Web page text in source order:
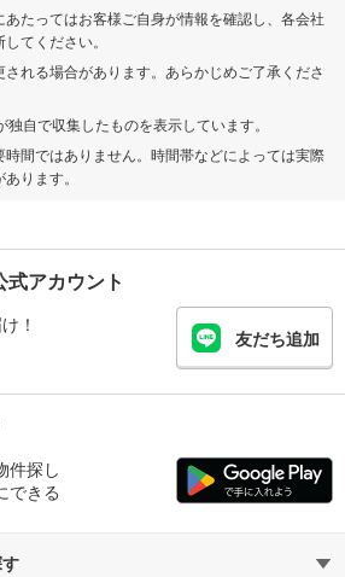
たってはお客様ご自身が情報を確認し、各会社
てください。
れる場合があります。あらかじめご了承くださ
自で収集したものを表示しています。
間ではありません。時間帯などによっては実際
ります。
アカウント
！
友だち追加
件探し
できる